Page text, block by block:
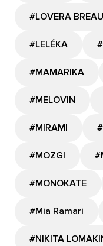
#LOVERA
#LELÉKA
#MAMARIKA
#MELOVIN
#MIRAMI
#MOZGI
#MONOKATE
#Mia Ramari
#NIKITA